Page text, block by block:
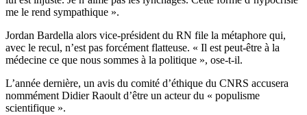
me le rend sympathique ».
Jordan Bardella alors vice-président du RN file la métaphore qui,
avec le recul, n’est pas forcément flatteuse. « Il est peut-être à la
médecine ce que nous sommes à la politique », ose-t-il.
L’année dernière, un avis du comité d’éthique du CNRS accusera
nommément Didier Raoult d’être un acteur du « populisme
scientifique ».